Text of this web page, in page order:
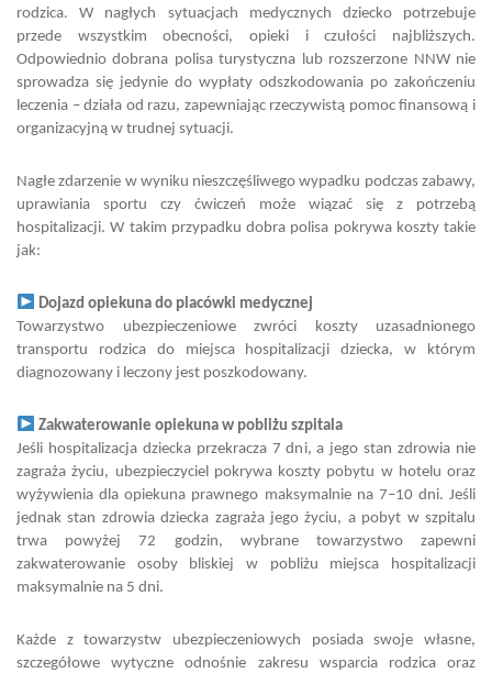
rodzica. W nagłych sytuacjach medycznych dziecko potrzebuje
przede wszystkim obecności, opieki i czułości najbliższych.
Odpowiednio dobrana polisa turystyczna lub rozszerzone NNW nie
sprowadza się jedynie do wypłaty odszkodowania po zakończeniu
leczenia – działa od razu, zapewniając rzeczywistą pomoc finansową i
organizacyjną w trudnej sytuacji.
Nagłe zdarzenie w wyniku nieszczęśliwego wypadku podczas zabawy,
uprawiania sportu czy ćwiczeń może wiązać się z potrzebą
hospitalizacji. W takim przypadku dobra polisa pokrywa koszty takie
jak:
Dojazd opiekuna do placówki medycznej
Towarzystwo ubezpieczeniowe zwróci koszty uzasadnionego
transportu rodzica do miejsca hospitalizacji dziecka, w którym
diagnozowany i leczony jest poszkodowany.
Zakwaterowanie opiekuna w pobliżu szpitala
Jeśli hospitalizacja dziecka przekracza 7 dni, a jego stan zdrowia nie
zagraża życiu, ubezpieczyciel pokrywa koszty pobytu w hotelu oraz
wyżywienia dla opiekuna prawnego maksymalnie na 7–10 dni. Jeśli
jednak stan zdrowia dziecka zagraża jego życiu, a pobyt w szpitalu
trwa powyżej 72 godzin, wybrane towarzystwo zapewni
zakwaterowanie osoby bliskiej w pobliżu miejsca hospitalizacji
maksymalnie na 5 dni.
Każde z towarzystw ubezpieczeniowych posiada swoje własne,
szczegółowe wytyczne odnośnie zakresu wsparcia rodzica oraz